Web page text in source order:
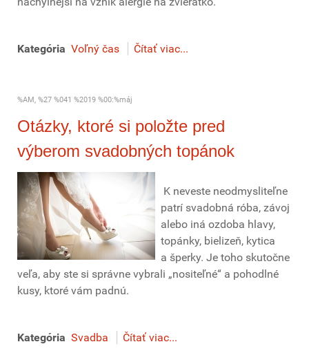
Kategória Voľný čas Čítať viac...
%AM, %27 %041 %2019 %00:%máj
Otázky, ktoré si položte pred
výberom svadobných topánok
K neveste neodmysliteľne
patrí svadobná róba, závoj
alebo iná ozdoba hlavy,
topánky, bielizeň, kytica
a šperky. Je toho skutočne
veľa, aby ste si správne vybrali „nositeľné“ a pohodlné
kusy, ktoré vám padnú.
Kategória Svadba Čítať viac...